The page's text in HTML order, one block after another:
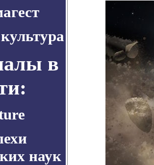
в
наук